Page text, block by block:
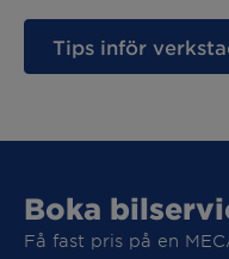
Tips inför
Boka
Få fast pris på en